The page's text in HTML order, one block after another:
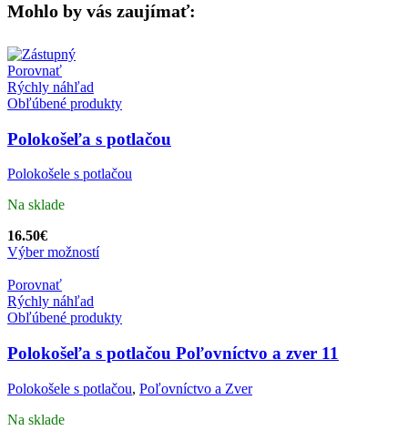
Mohlo by vás zaujímať:
Porovnať
Rýchly náhľad
Obľúbené produkty
Polokošeľa s potlačou
Polokošele s potlačou
Na sklade
16.50€
Výber možností
Porovnať
Rýchly náhľad
Obľúbené produkty
Polokošeľa s potlačou Poľovníctvo a zver 11
Polokošele s potlačou, Poľovníctvo a Zver
Na sklade